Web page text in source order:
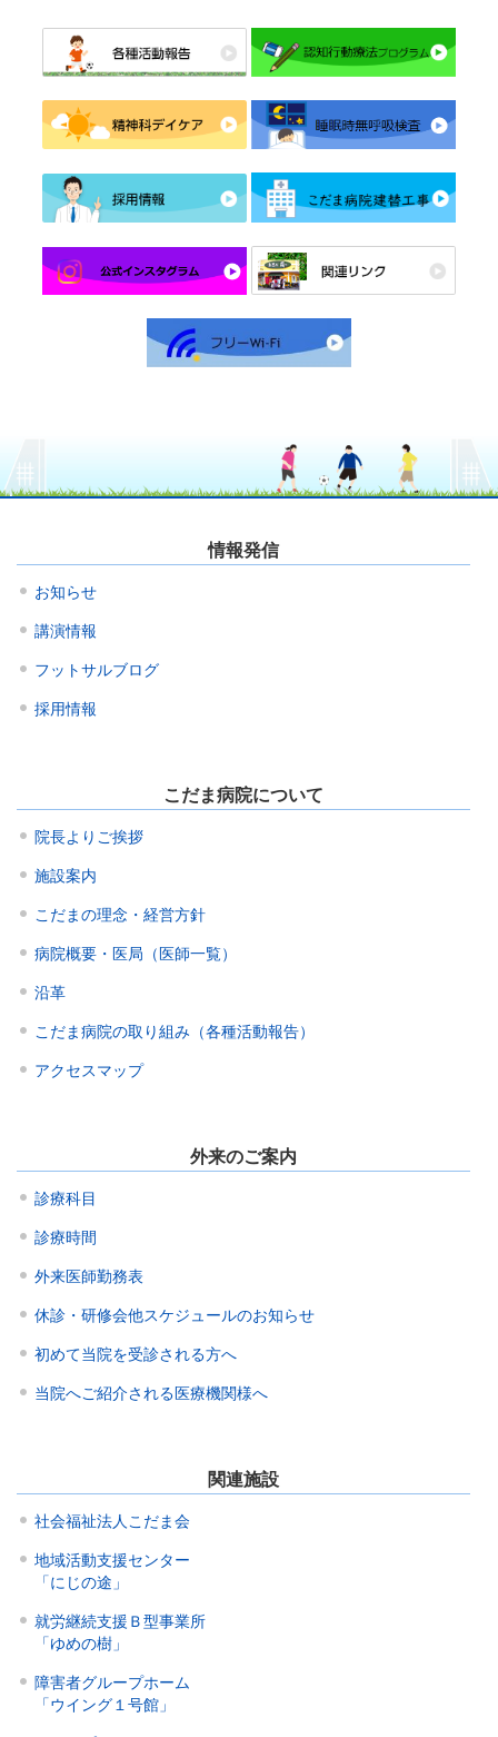
情報発信
お知らせ
講演情報
フットサルブログ
採用情報
こだま病院について
院長よりご挨拶
施設案内
こだまの理念・経営方針
病院概要・医局（医師一覧）
沿革
こだま病院の取り組み（各種活動報告）
アクセスマップ
外来のご案内
診療科目
診療時間
外来医師勤務表
休診・研修会他スケジュールのお知らせ
初めて当院を受診される方へ
当院へご紹介される医療機関様へ
関連施設
社会福祉法人こだま会
地域活動支援センター
「にじの途」
就労継続支援Ｂ型事業所
「ゆめの樹」
障害者グループホーム
「ウイング１号館」